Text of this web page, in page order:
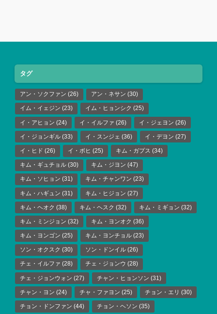
タグ
アン・ソクファン (26) アン・ネサン (30)
イム・イェジン (23) イム・ヒョンシク (25)
イ・アヒョン (24) イ・イルファ (26) イ・ジェヨン (26)
イ・ジョンギル (33) イ・スンジェ (36) イ・デヨン (27)
イ・ヒド (26) イ・ボヒ (25) キム・ガプス (34)
キム・ギュチョル (30) キム・ジヨン (47)
キム・ソヒョン (31) キム・チャンワン (23)
キム・ハギュン (31) キム・ヒジョン (27)
キム・ヘオク (38) キム・ヘスク (32) キム・ミギョン (32)
キム・ミンジョン (32) キム・ヨンオク (36)
キム・ヨンゴン (25) キム・ヨンチョル (23)
ソン・オクスク (30) ソン・ドンイル (26)
チェ・イルファ (28) チェ・ジョンウ (28)
チェ・ジョンウォン (27) チャン・ヒョンソン (31)
チャン・ヨン (24) チャ・ファヨン (25) チョン・エリ (30)
チョン・ドンファン (44) チョン・ヘソン (35)